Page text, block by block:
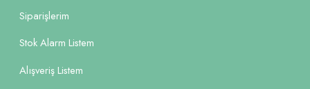
Siparişlerim
Stok Alarm Listem
Alışveriş Listem